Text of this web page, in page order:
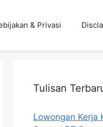
& Privasi
Tulisan
Lowongan Kerja